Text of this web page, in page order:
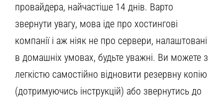
провайдера, найчастіше 14 днів. Варто
звернути увагу, мова іде про хостингові
компанії і аж ніяк не про сервери, налаштовані
в домашніх умовах, будьте уважні. Ви можете з
легкістю самостійно відновити резервну копію
(дотримуючись інструкцій) або звернутись до